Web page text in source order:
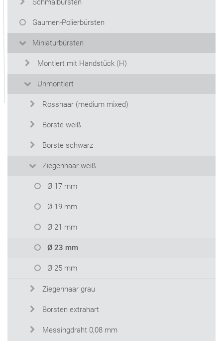
Gaumen-Polierbürsten
Miniaturbürsten
Montiert mit Handstück (H)
Unmontiert
Rosshaar (medium mixed)
Borste weiß
Borste schwarz
Ziegenhaar weiß
Ø 17 mm
Ø 19 mm
Ø 21 mm
Ø 23 mm
Ø 25 mm
Ziegenhaar grau
Borsten extrahart
Messingdraht 0,08 mm